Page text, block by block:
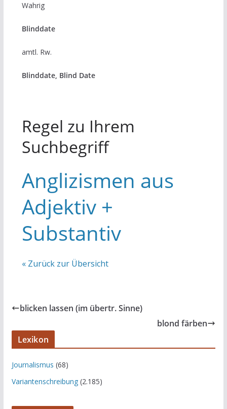
Wahrig
Blinddate
amtl. Rw.
Blinddate, Blind Date
Regel zu Ihrem
Suchbegriff
Anglizismen aus
Adjektiv +
Substantiv
« Zurück zur Übersicht
blicken lassen (im übertr. Sinne)
blond färben
Lexikon
Journalismus (68)
Variantenschreibung(2.185)